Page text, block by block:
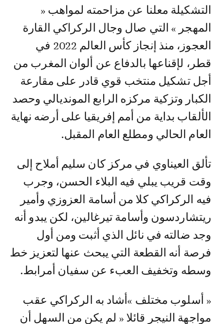
التشكيلة معلنا عن مزاحمته لمواهب «
المهجر » التي صال وجال الركراكي القارة
العجوز، منذ إنجاز كأس العالم 2022 في
قطر، لإقناعها بالدفاع عن ألوان المغرب من
أجل تشكيل منتخب قوي قادر على مقارعة
الكبار وتزكية مركزه الرابع المونديالي وحصد
الألقاب بداية من أمم إفريقيا على أرضه نهاية
العام الحالي ومطلع العام المقبل.
تألق العيناوي في مركز كان سليم أملاح إلى
وقت قريب يبلي فيه البلاء الحسن، وجرب
فيه الركراكي كلا من أسامة العزوزي وأمير
ريتشاردسون وأسامة تيرغالين، لكن يبدو أنه
وجد ضالته في نائل الذي أثبت ومن أول
فرصة أنه القطعة التي يبحث عنها لتعزيز خط
وسطه وتخفيف العبء عن سفيان أمرابط.
« أسلوب مختلف »أشاد به الركراكي عقب
مواجهة النيجر قائلا « لم يكن من السهل أن